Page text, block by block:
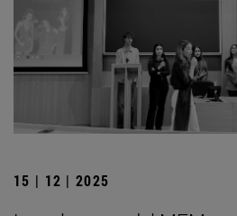
15 | 12 | 2025